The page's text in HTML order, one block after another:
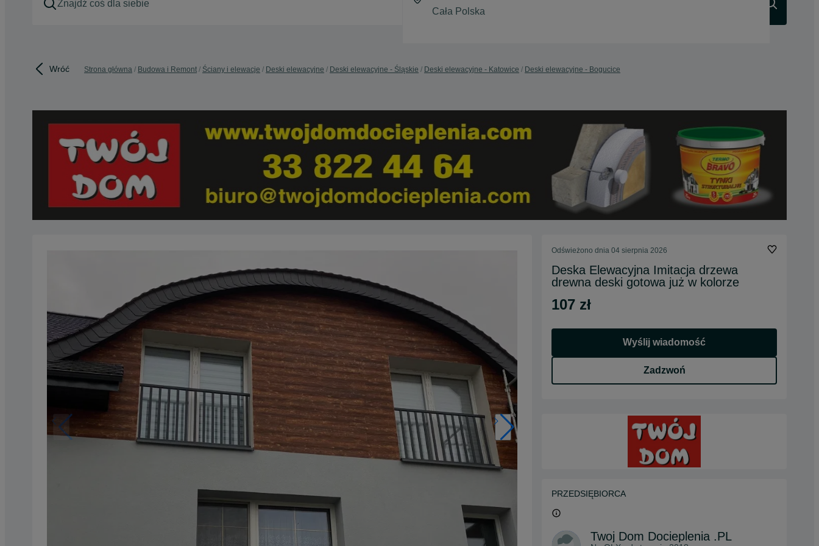
Wróć Strona główna Budowa i Remont Ściany i elewacje Deski elewacyjne Deski elewacyjne - Śląskie Deski elewacyjne - Katowice Deski elewacyjne - Bogucice
Odświeżono dnia 04 sierpnia 2026
Deska Elewacyjna Imitacja drzewa
drewna deski gotowa już w kolorze
107 zł
Wyślij wiadomość
Zadzwoń
PRZEDSIĘBIORCA
Twoj Dom Docieplenia .PL